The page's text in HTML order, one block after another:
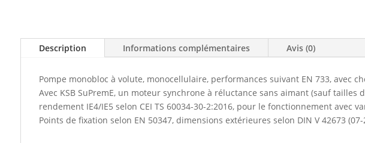
Description Informations complémentaires Avis (0)
Pompe monobloc à volute, monocellulaire, performances suivant EN 733,
Avec KSB SuPremE, un moteur synchrone à réluctance sans aimant (sauf
rendement IE4/IE5 selon CEI TS 60034-30-2:2016, pour le fonctionnement avec
Points de fixation selon EN 50347, dimensions extérieures selon DIN V 42673